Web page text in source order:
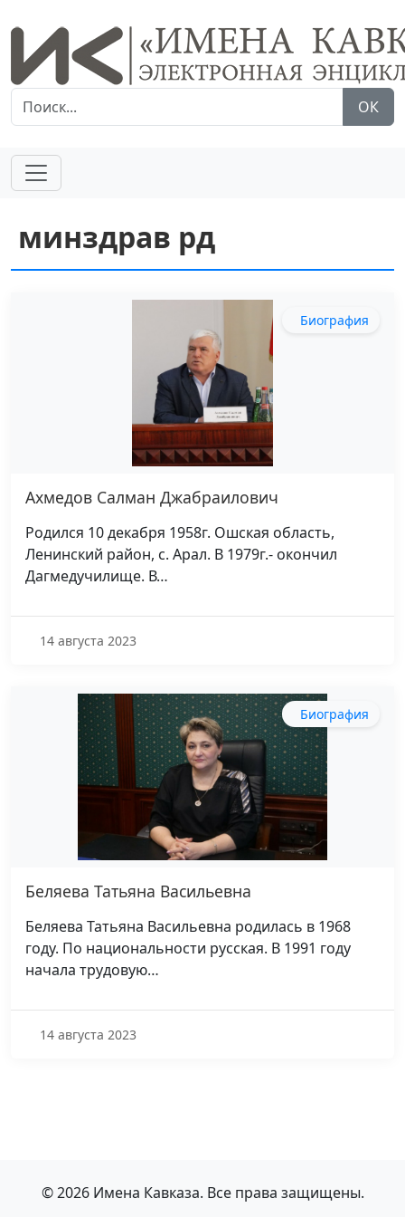
ОК
минздрав рд
Биография
Ахмедов Салман Джабраилович
Родился 10 декабря 1958г. Ошская область,
Ленинский район, с. Арал. В 1979г.- окончил
Дагмедучилище. В…
14 августа 2023
Биография
Беляева Татьяна Васильевна
Беляева Татьяна Васильевна родилась в 1968
году. По национальности русская. В 1991 году
начала трудовую…
14 августа 2023
© 2026 Имена Кавказа. Все права защищены.